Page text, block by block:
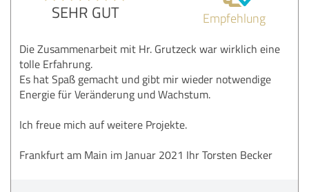
SEHR GUT Empfehlung
Die Zusammenarbeit mit Hr. Grutzeck war wirklich eine
tolle Erfahrung.
Es hat Spaß gemacht und gibt mir wieder notwendige
Energie für Veränderung und Wachstum.
Ich freue mich auf weitere Projekte.
Frankfurt am Main im Januar 2021 Ihr Torsten Becker